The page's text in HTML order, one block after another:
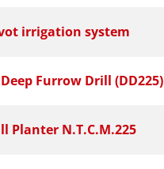
irrigation system
Furrow Drill (DD225)
Planter N.T.C.M.225